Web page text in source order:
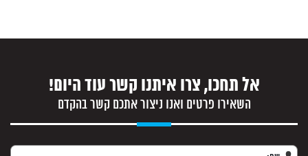
אל תחכו, צרו איתנו קשר עוד היום!
השאירו פרטים ואנו ניצור אתכם קשר בהקדם